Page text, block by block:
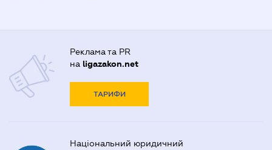
Реклама та PR
на ligazakon.net
ТАРИФИ
Національний юридичний